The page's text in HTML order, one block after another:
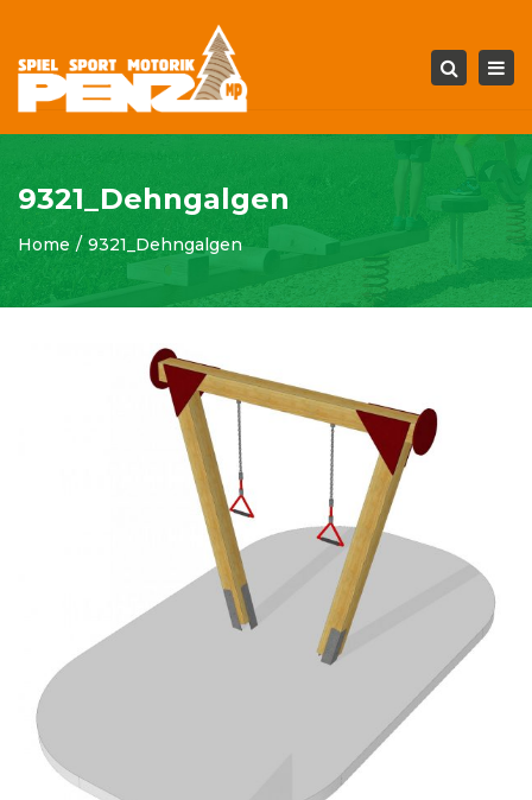
Search
9321_Dehngalgen
Home 9321_Dehngalgen